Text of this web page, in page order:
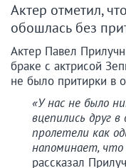
Актер отметил,
обошлась без
Актер Павел
браке с актрисой
не было притирки в
«У нас не было
вцепились друг
пролетели как
напоминает,
рассказал